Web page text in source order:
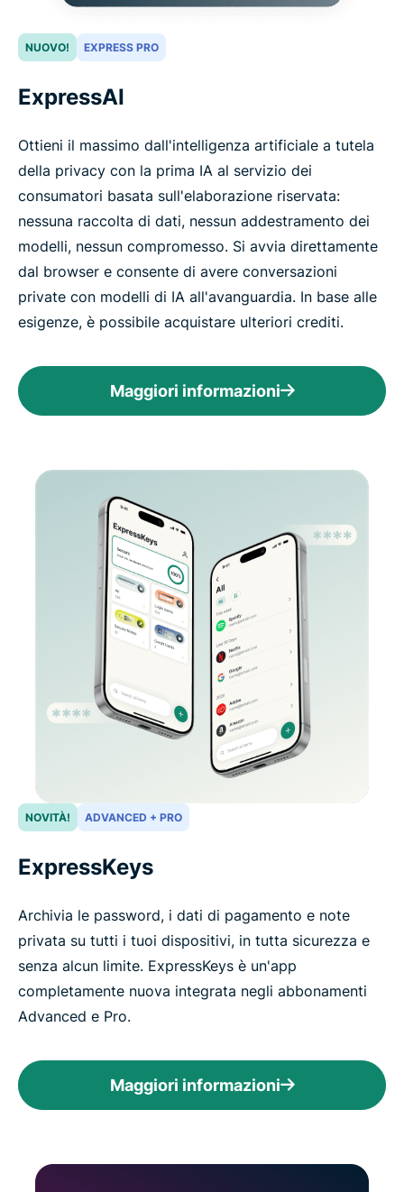
NUOVO! EXPRESS PRO
ExpressAI
Ottieni il massimo dall'intelligenza artificiale a tutela
della privacy con la prima IA al servizio dei
consumatori basata sull'elaborazione riservata:
nessuna raccolta di dati, nessun addestramento dei
modelli, nessun compromesso. Si avvia direttamente
dal browser e consente di avere conversazioni
private con modelli di IA all'avanguardia. In base alle
esigenze, è possibile acquistare ulteriori crediti.
Maggiori informazioni
NOVITÀ! ADVANCED + PRO
ExpressKeys
Archivia le password, i dati di pagamento e note
privata su tutti i tuoi dispositivi, in tutta sicurezza e
senza alcun limite. ExpressKeys è un'app
completamente nuova integrata negli abbonamenti
Advanced e Pro.
Maggiori informazioni